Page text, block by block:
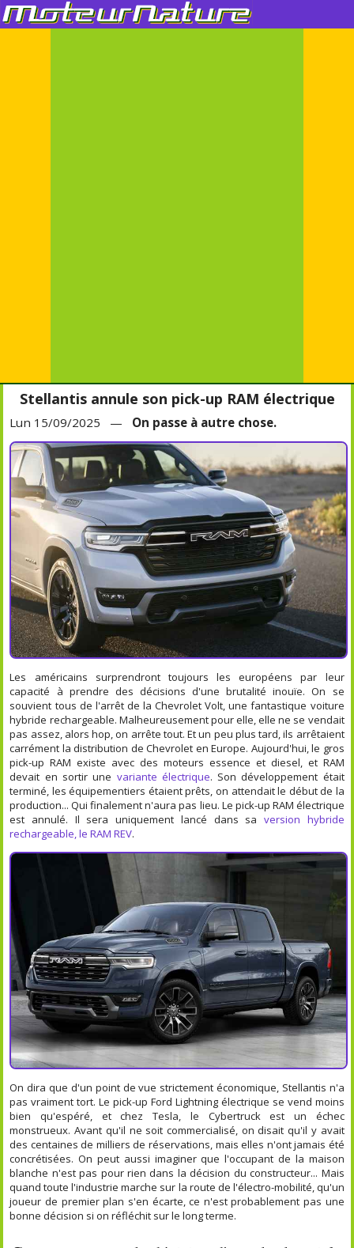
Stellantis annule son pick-up RAM électrique
Lun 15/09/2025 — On passe à autre chose.
Les américains surprendront toujours les européens par leur
capacité à prendre des décisions d'une brutalité inouïe. On se
souvient tous de l'arrêt de la Chevrolet Volt, une fantastique voiture
hybride rechargeable. Malheureusement pour elle, elle ne se vendait
pas assez, alors hop, on arrête tout. Et un peu plus tard, ils arrêtaient
carrément la distribution de Chevrolet en Europe. Aujourd'hui, le gros
pick-up RAM existe avec des moteurs essence et diesel, et RAM
devait en sortir une variante électrique. Son développement était
terminé, les équipementiers étaient prêts, on attendait le début de la
production... Qui finalement n'aura pas lieu. Le pick-up RAM électrique
est annulé. Il sera uniquement lancé dans sa version hybride
rechargeable, le RAM REV.
On dira que d'un point de vue strictement économique, Stellantis n'a
pas vraiment tort. Le pick-up Ford Lightning électrique se vend moins
bien qu'espéré, et chez Tesla, le Cybertruck est un échec
monstrueux. Avant qu'il ne soit commercialisé, on disait qu'il y avait
des centaines de milliers de réservations, mais elles n'ont jamais été
concrétisées. On peut aussi imaginer que l'occupant de la maison
blanche n'est pas pour rien dans la décision du constructeur... Mais
quand toute l'industrie marche sur la route de l'électro-mobilité, qu'un
joueur de premier plan s'en écarte, ce n'est probablement pas une
bonne décision si on réfléchit sur le long terme.